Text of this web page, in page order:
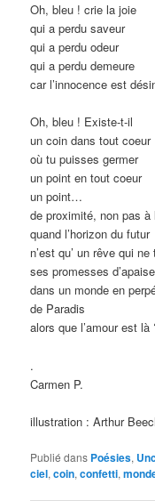
Oh, bleu ! crie la joie
qui a perdu saveur
qui a perdu odeur
qui a perdu demeure
car l’innocence est
Oh, bleu ! Existe-t-il
un coin dans tout coeur
où tu puisses germer
un point en tout coeur
un point…
de proximité, non pas à
quand l’horizon du futur
n’est qu’ un rêve qui
ses promesses
dans un monde en
de Paradis
alors que l’amour est là
.
Carmen P.
illustration : Arthur
Publié dans Poésies,
ciel,coin,confetti,